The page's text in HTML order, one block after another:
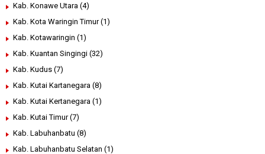
Kab. Konawe Utara (4)
Kab. Kota Waringin Timur (1)
Kab. Kotawaringin (1)
Kab. Kuantan Singingi (32)
Kab. Kudus (7)
Kab. Kutai Kartanegara (8)
Kab. Kutai Kertanegara (1)
Kab. Kutai Timur (7)
Kab. Labuhanbatu (8)
Kab. Labuhanbatu Selatan (1)